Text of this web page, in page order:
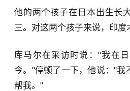
他的两个孩子在日本出生长
三。对这两个孩子来说，印度
库马尔在采访时说："我在
今。"停顿了一下，他说："我
帮我。"